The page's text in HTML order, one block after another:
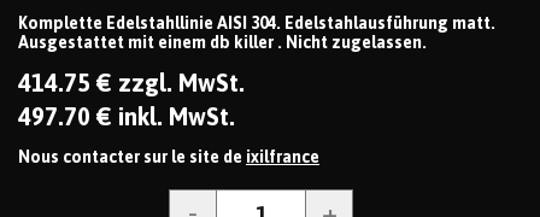
Komplette Edelstahllinie AISI 304. Edelstahlausführung matt.
Ausgestattet mit einem db killer . Nicht zugelassen.
414.75 € zzgl. MwSt.
497.70 € inkl. MwSt.
Nous contacter sur le site de ixilfrance